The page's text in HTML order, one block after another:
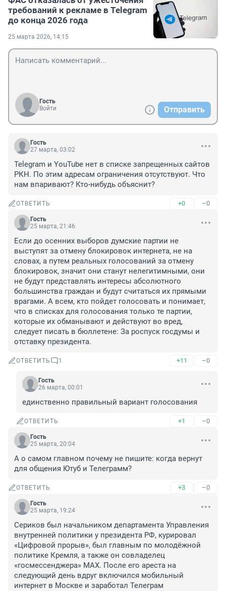
требований к рекламе в Telegram
до конца 2026 года
25 марта 2026, 14:15
Гость
Войти
Отправить
Гость
27 марта, 03:02
Telegram и YouTube нет в списке запрещенных сайтов
РКН. По этим адресам ограничения отсутствуют. Что
нам впаривают? Кто-нибудь объяснит?
ОТВЕТИТЬ +0 –0
Гость
25 марта, 21:46
Если до осенних выборов думские партии не
выступят за отмену блокировок интернета, не на
словах, а путем реальных голосований за отмену
блокировок, значит они станут нелегитимными, они
не будут представлять интересы абсолютного
большинства граждан и будут считаться их прямыми
врагами. А всем, кто пойдет голосовать и понимает,
что в списках для голосования только те партии,
которые их обманывают и действуют во вред,
следует писать в бюллетене: За роспуск госдумы и
отставку президента.
ОТВЕТИТЬ 1 +11 –0
Гость
26 марта, 00:01
единственно правильный вариант голосования
ОТВЕТИТЬ +1 –0
Гость
25 марта, 20:04
А о самом главном почему не пишите: когда вернут
для общения Ютуб и Телеграмм?
ОТВЕТИТЬ +3 –0
Гость
25 марта, 19:24
Сериков был начальником департамента Управления
внутренней политики у президента РФ, курировал
«Цифровой прорыв», был главным по молодёжной
политике Кремля, а также он совладелец
«госмессенджера» МАХ. После его ареста на
следующий день вдруг включился мобильный
интернет в Москве и заработал Телеграм